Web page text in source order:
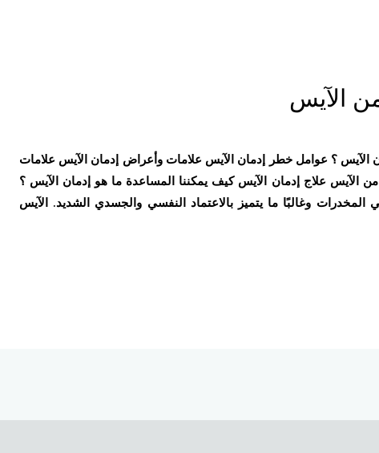
الآيس
الآيس ؟ عوامل خطر إدمان الآيس علامات وأعراض إدمان الآيس علامات
الآيس علاج إدمان الآيس كيف يمكننا المساعدة ما هو إدمان الآيس ؟
وغالبًا ما يتميز بالاعتماد النفسي والجسدي الشديد. الآيس